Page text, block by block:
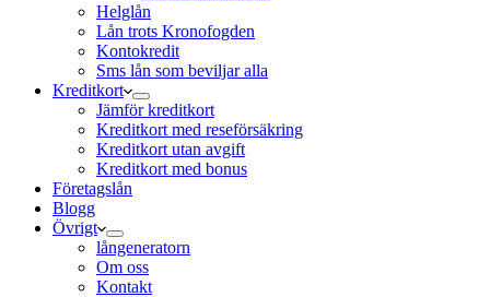
Helglån
Lån trots Kronofogden
Kontokredit
Sms lån som beviljar alla
Kreditkort
Jämför kreditkort
Kreditkort med reseförsäkring
Kreditkort utan avgift
Kreditkort med bonus
Företagslån
Blogg
Övrigt
långeneratorn
Om oss
Kontakt